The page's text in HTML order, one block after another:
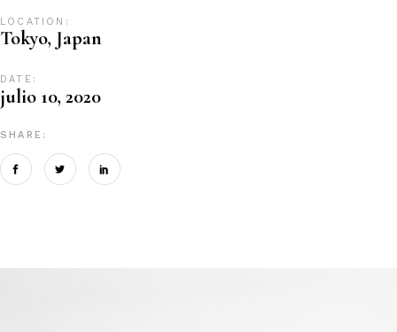
LOCATION:
Tokyo, Japan
DATE:
julio 10, 2020
SHARE: